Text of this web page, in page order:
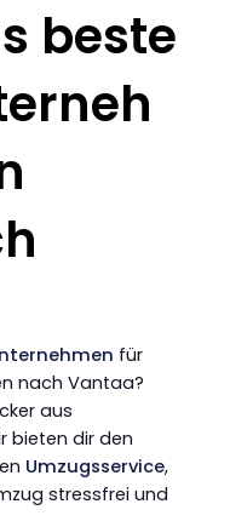
beste
für
nach Vantaa?
aus
bieten dir den
Umzugsservice,
stressfrei und